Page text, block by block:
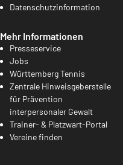
Datenschutzinformation
Mehr Informationen
Presseservice
Jobs
Württemberg Tennis
Zentrale Hinweisgeberstelle
für Prävention
interpersonaler Gewalt
Trainer- & Platzwart-Portal
Vereine finden